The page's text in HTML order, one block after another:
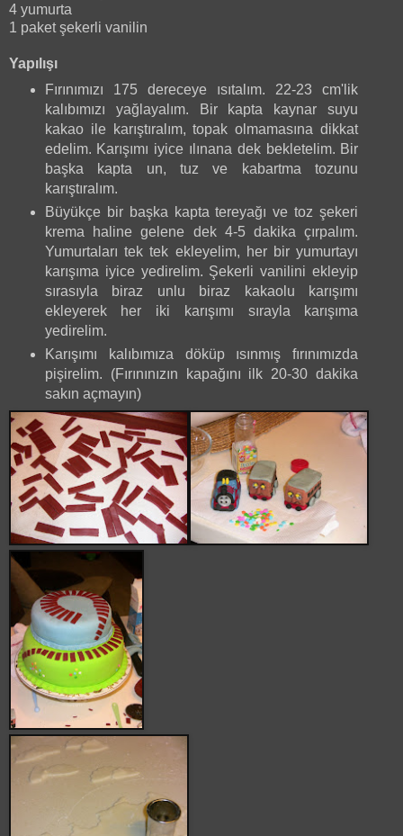
4 yumurta
1 paket şekerli vanilin
Yapılışı
Fırınımızı 175 dereceye ısıtalım. 22-23 cm'lik
kalıbımızı yağlayalım. Bir kapta kaynar suyu
kakao ile karıştıralım, topak olmamasına dikkat
edelim. Karışımı iyice ılınana dek bekletelim. Bir
başka kapta un, tuz ve kabartma tozunu
karıştıralım.
Büyükçe bir başka kapta tereyağı ve toz şekeri
krema haline gelene dek 4-5 dakika çırpalım.
Yumurtaları tek tek ekleyelim, her bir yumurtayı
karışıma iyice yedirelim. Şekerli vanilini ekleyip
sırasıyla biraz unlu biraz kakaolu karışımı
ekleyerek her iki karışımı sırayla karışıma
yedirelim.
Karışımı kalıbımıza döküp ısınmış fırınımızda
pişirelim. (Fırınınızın kapağını ilk 20-30 dakika
sakın açmayın)